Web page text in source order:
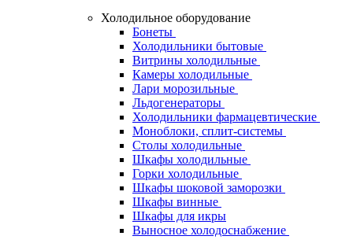
Холодильное оборудование
Бонеты
Холодильники бытовые
Витрины холодильные
Камеры холодильные
Лари морозильные
Льдогенераторы
Холодильники фармацевтические
Моноблоки, сплит-системы
Столы холодильные
Шкафы холодильные
Горки холодильные
Шкафы шоковой заморозки
Шкафы винные
Шкафы для икры
Выносное холодоснабжение